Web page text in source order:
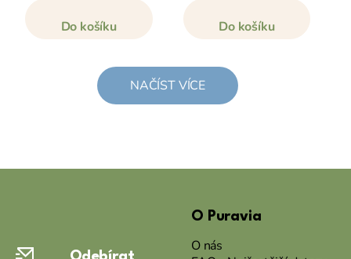
Do košíku Do košíku
NAČÍST VÍCE
O Puravia
O nás